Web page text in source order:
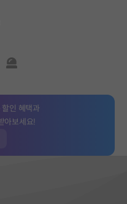
신고하기
인 혜택과
아보세요!